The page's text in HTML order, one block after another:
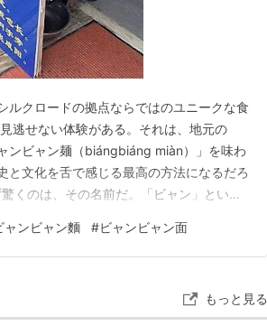
ルクロードの拠点ならではのユニークな食
逃せない体験がある。それは、地元の
ンビャン麺（biángbiáng miàn）」を味わ
と文化を舌で感じる最高の方法になるだろ
くのは、その名前だ。「ビャン」という
ず、デジタルの世界でも「書けない文
ャンビャン麵 #ビャンビャン面
もっと見る